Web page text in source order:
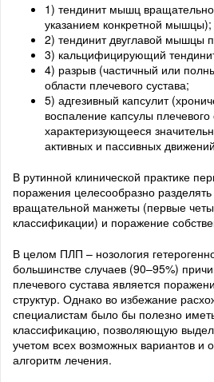
1) тендинит мышц
указанием конкретной мышцы);
2) тендинит двуглавой мышцы
3) кальцифицирующий
4) разрыв (частичный или
области плечевого сустава;
5) адгезивный капсулит
воспаление капсулы плечевого
характеризующееся
активных и пассивных
В рутинной клинической практике
поражения целесообразно
вращательной манжеты (первые
классификации) и поражение
В целом ПЛП – нозология
большинстве случаев (90–95%)
плечевого сустава является
структур. Однако во избежание
специалистам было бы полезно
классификацию, позволяющую
учетом всех возможных вариантов и
алгоритм лечения.